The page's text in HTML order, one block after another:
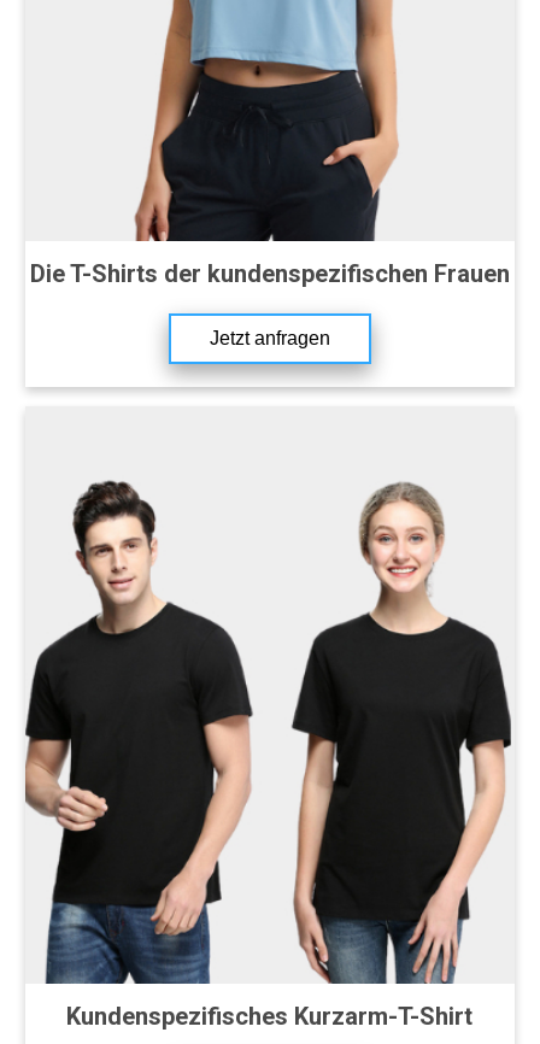
Die T-Shirts der kundenspezifischen Frauen
Jetzt anfragen
Kundenspezifisches Kurzarm-T-Shirt